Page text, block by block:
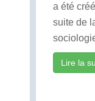
a été
suite de
Lire la